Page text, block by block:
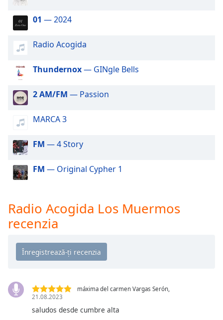
dialog
window.
Escape
cancel
and
close
window.
Text
Color
Opacity
Text
Background
Opacity
Caption
Background
01 — 2024
Radio Acogida
Thundernox— GINgle Bells
2 AM/FM — Passion
MARCA 3
FM — 4 Story
FM — Original Cypher 1
Radio Acogida Los Muermos
recenzia
máxima del carmen Vargas Serón,
21.08.2023
saludos desde cumbre alta